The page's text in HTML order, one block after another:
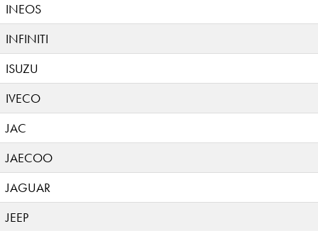
INEOS
INFINITI
ISUZU
IVECO
JAC
JAECOO
JAGUAR
JEEP